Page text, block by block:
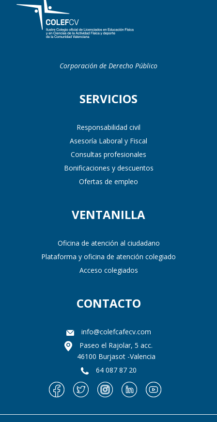
Corporación de Derecho Público
SERVICIOS
Responsabilidad civil
Asesoría Laboral y Fiscal
Consultas profesionales
Bonificaciones y descuentos
Ofertas de empleo
VENTANILLA
Oficina de atención al ciudadano
Plataforma y oficina de atención colegiado
Acceso colegiados
CONTACTO
info@colefcafecv.com
Paseo el Rajolar, 5 acc.
46100 Burjasot -Valencia
64 087 87 20